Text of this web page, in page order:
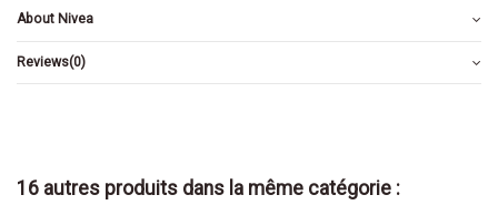
About Nivea
Reviews(0)
16 autres produits dans la même catégorie :